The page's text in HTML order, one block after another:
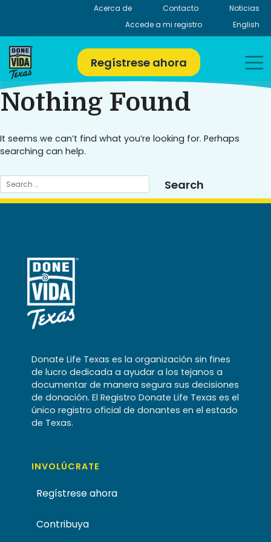
Acerca de Contacto
Noticias
Accede a mi registro
English
Regístrese ahora
Nothing Found
It seems we can’t find what you’re looking for. Perhaps
searching can help.
Donate Life Texas es la organización sin fines
de lucro dedicada a ayudar a los tejanos a
documentar de manera segura sus decisiones
de donación. El Registro Donate Life Texas es el
único registro oficial de donantes en el estado
de Texas.
INVOLÚCRATE
Regístrese ahora
Contribuya